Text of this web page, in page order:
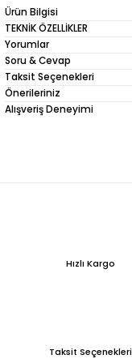
Ürün Bilgisi
TEKNİK ÖZELLİKLER
Yorumlar
Soru & Cevap
Taksit Seçenekleri
Önerileriniz
Alışveriş Deneyimi
Hızlı Kargo
Taksit Seçenekleri